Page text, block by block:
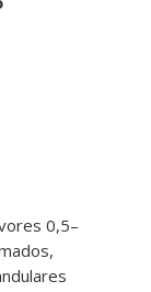
0,5–